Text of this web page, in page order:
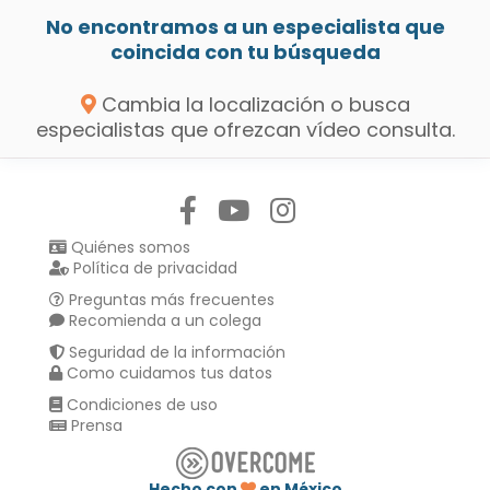
No encontramos a un especialista que
coincida con tu búsqueda
Cambia la localización o busca
especialistas que ofrezcan vídeo consulta.
Quiénes somos
Política de privacidad
Preguntas más frecuentes
Recomienda a un colega
Seguridad de la información
Como cuidamos tus datos
Condiciones de uso
Prensa